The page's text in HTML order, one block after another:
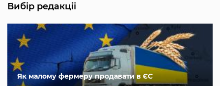
Вибір редакції
Як малому фермеру продавати в ЄС